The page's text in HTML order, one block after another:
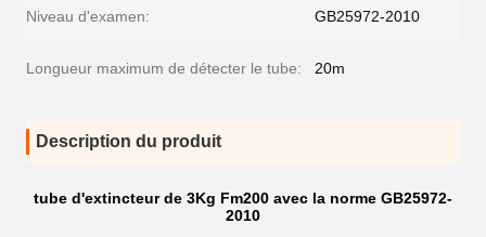
Niveau d'examen: GB25972-2010
Longueur maximum de détecter le tube: 20m
Description du produit
tube d'extincteur de 3Kg Fm200 avec la norme GB25972-
2010